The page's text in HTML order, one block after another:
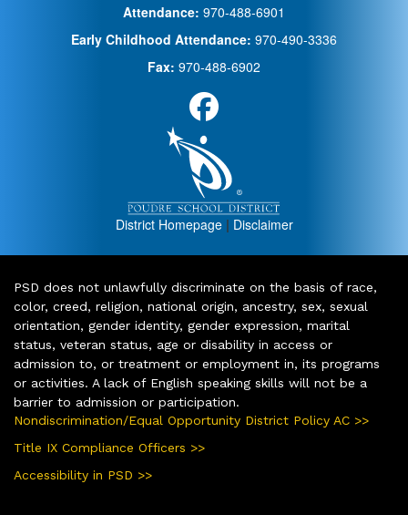
Attendance: 970-488-6901
Early Childhood Attendance: 970-490-3336
Fax: 970-488-6902
District Homepage| Disclaimer
PSD does not unlawfully discriminate on the basis of race,
color, creed, religion, national origin, ancestry, sex, sexual
orientation, gender identity, gender expression, marital
status, veteran status, age or disability in access or
admission to, or treatment or employment in, its programs
or activities. A lack of English speaking skills will not be a
barrier to admission or participation.
Nondiscrimination/Equal Opportunity District Policy AC >>
Title IX Compliance Officers >>
Accessibility in PSD >>